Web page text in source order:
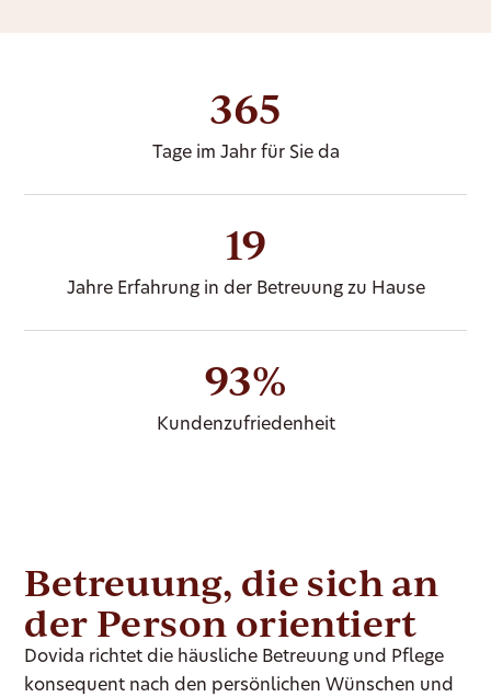
365
Tage im Jahr für Sie da
19
Jahre Erfahrung in der Betreuung zu Hause
93%
Kundenzufriedenheit
Betreuung, die sich an
der Person orientiert
Dovida richtet die häusliche Betreuung und Pflege
konsequent nach den persönlichen Wünschen und